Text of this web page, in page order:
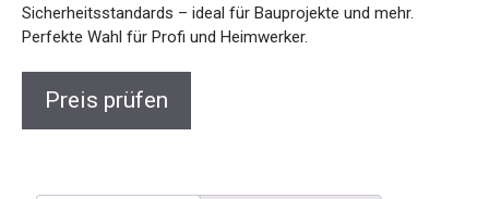
Sicherheitsstandards – ideal für Bauprojekte und mehr.
Perfekte Wahl für Profi und Heimwerker.
Preis prüfen